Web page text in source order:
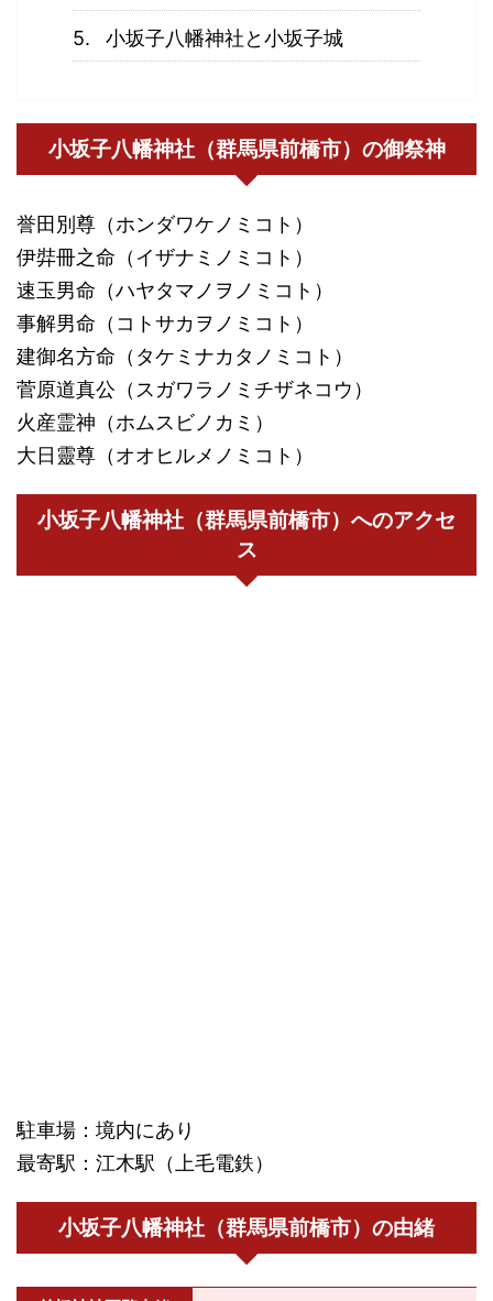
小坂子八幡神社と小坂子城
小坂子八幡神社（群馬県前橋市）の御祭神
誉田別尊（ホンダワケノミコト）
伊弉冊之命（イザナミノミコト）
速玉男命（ハヤタマノヲノミコト）
事解男命（コトサカヲノミコト）
建御名方命（タケミナカタノミコト）
菅原道真公（スガワラノミチザネコウ）
火産霊神（ホムスビノカミ）
大日靈尊（オオヒルメノミコト）
小坂子八幡神社（群馬県前橋市）へのアクセ
ス
駐車場：境内にあり
最寄駅：江木駅（上毛電鉄）
小坂子八幡神社（群馬県前橋市）の由緒